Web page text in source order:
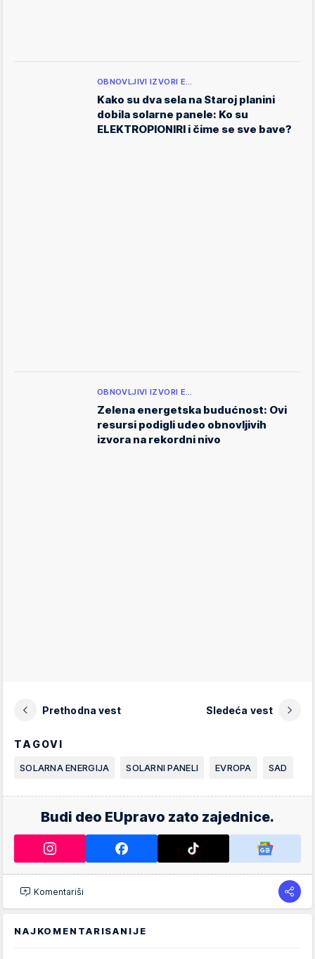
OBNOVLJIVI IZVORI E…
Kako su dva sela na Staroj planini
dobila solarne panele: Ko su
ELEKTROPIONIRI i čime se sve bave?
OBNOVLJIVI IZVORI E…
Zelena energetska budućnost: Ovi
resursi podigli udeo obnovljivih
izvora na rekordni nivo
Prethodna vest Sledeća vest
TAGOVI
SOLARNA ENERGIJA SOLARNI PANELI EVROPA SAD
Budi deo EUpravo zato zajednice.
Komentariši
NAJKOMENTARISANIJE